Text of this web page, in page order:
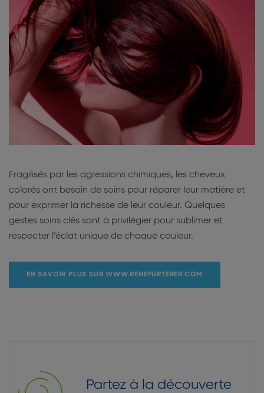
Fragilisés par les agressions chimiques, les cheveux
colorés ont besoin de soins pour réparer leur matière et
pour exprimer la richesse de leur couleur. Quelques
gestes soins clés sont à privilégier pour sublimer et
respecter l’éclat unique de chaque couleur.
EN SAVOIR PLUS SUR WWW.RENEFURTERER.COM
Partez à la découverte